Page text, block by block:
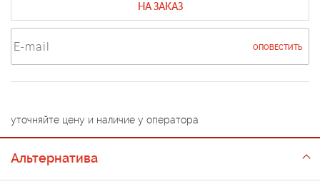
НА ЗАКАЗ
ОПОВЕСТИТЬ
уточняйте цену и наличие у оператора
Альтернатива